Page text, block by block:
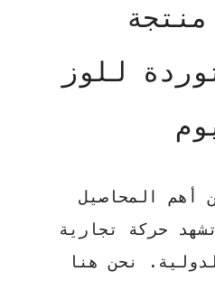
منتجة
للوز
أهم المحاصيل
حركة تجارية
نحن هنا